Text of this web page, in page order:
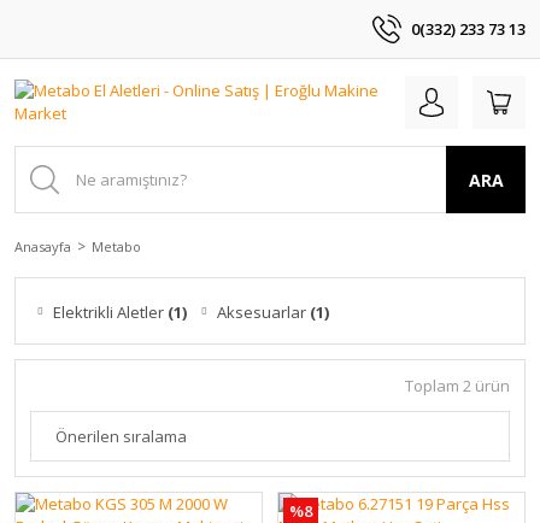
0(332) 233 73 13
ARA
Anasayfa Metabo
Elektrikli Aletler (1) Aksesuarlar (1)
Toplam 2 ürün
%8